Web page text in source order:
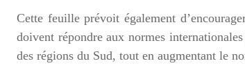
Cette feuille prévoit également
doivent répondre aux normes
des régions du Sud, tout en augmentant le